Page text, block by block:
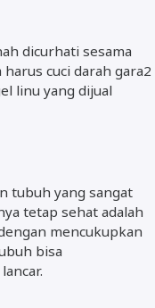
dicurhati sesama
cuci darah gara2
linu yang dijual
tubuh yang sangat
tetap sehat adalah
mencukupkan
bisa